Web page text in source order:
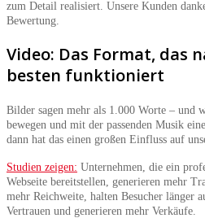
zum Detail realisiert. Unsere Kunden
Bewertung.
Video: Das Format, das
besten funktioniert
Bilder sagen mehr als 1.000 Worte – und
bewegen und mit der passenden Musik
dann hat das einen großen Einfluss auf
Studien zeigen: Unternehmen, die ein
Webseite bereitstellen, generieren mehr
mehr Reichweite, halten Besucher länger
Vertrauen und generieren mehr Verkäufe.